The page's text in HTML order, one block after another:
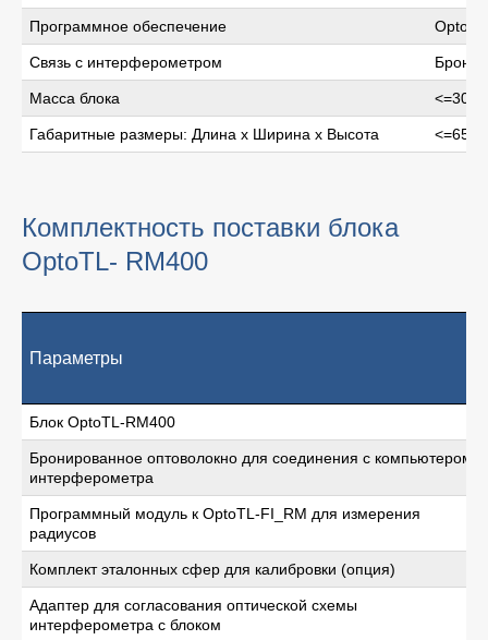
Программное обеспечение
Связь с интерферометром
Масса блока <=30
Габаритные размеры: Длина x Ширина x Высота
Комплектность поставки блока
OptoTL- RM400
Параметры
Блок OptoTL-RM400
Бронированное оптоволокно для соединения с компьютером
интерферометра
Программный модуль к OptoTL-FI_RM для измерения
радиусов
Комплект эталонных сфер для калибровки (опция)
Адаптер для согласования оптической схемы
интерферометра с блоком